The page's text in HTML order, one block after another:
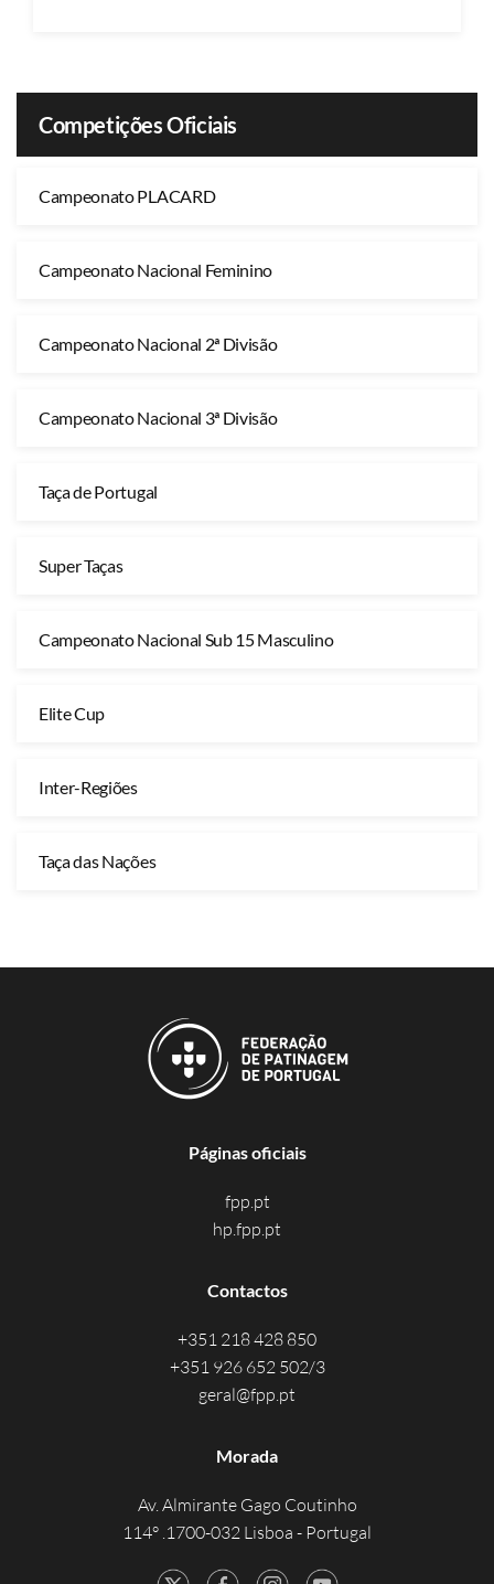
Competições Oficiais
Campeonato PLACARD
Campeonato Nacional Feminino
Campeonato Nacional 2ª Divisão
Campeonato Nacional 3ª Divisão
Taça de Portugal
Super Taças
Campeonato Nacional Sub 15 Masculino
Elite Cup
Inter-Regiões
Taça das Nações
Páginas oficiais
fpp.pt
hp.fpp.pt
Contactos
+351 218 428 850
+351 926 652 502/3
geral@fpp.pt
Morada
Av. Almirante Gago Coutinho
114° .1700-032 Lisboa - Portugal